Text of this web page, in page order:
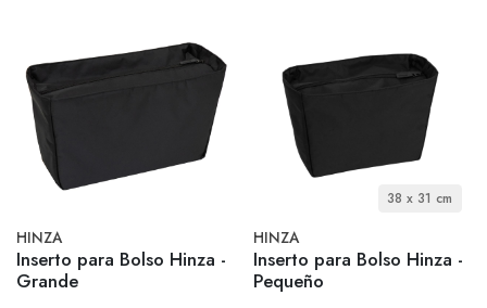
HINZA
Inserto para Bolso Hinza -
Grande
38 x 31 cm
HINZA
Inserto para Bolso Hinza -
Pequeño